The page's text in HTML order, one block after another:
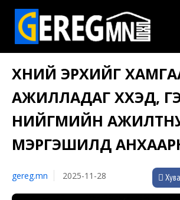
ХҮНИЙ ЭРХИЙГ
АЖИЛЛАДАГ ХҮҮХЭД,
НИЙГМИЙН
МЭРГЭШИЛД
gereg.mn 2025-11-28